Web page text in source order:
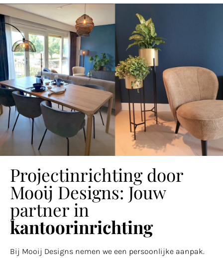
Projectinrichting door
Mooij Designs: Jouw
partner in
kantoorinrichting
Bij Mooij Designs nemen we een persoonlijke aanpak.